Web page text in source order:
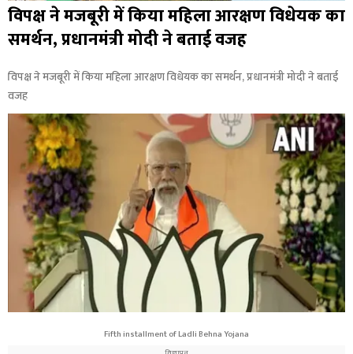
विपक्ष ने मजबूरी में किया महिला आरक्षण विधेयक का
समर्थन, प्रधानमंत्री मोदी ने बताई वजह
विपक्ष ने मजबूरी में किया महिला आरक्षण विधेयक का समर्थन, प्रधानमंत्री मोदी ने बताई
वजह
Fifth installment of Ladli Behna Yojana